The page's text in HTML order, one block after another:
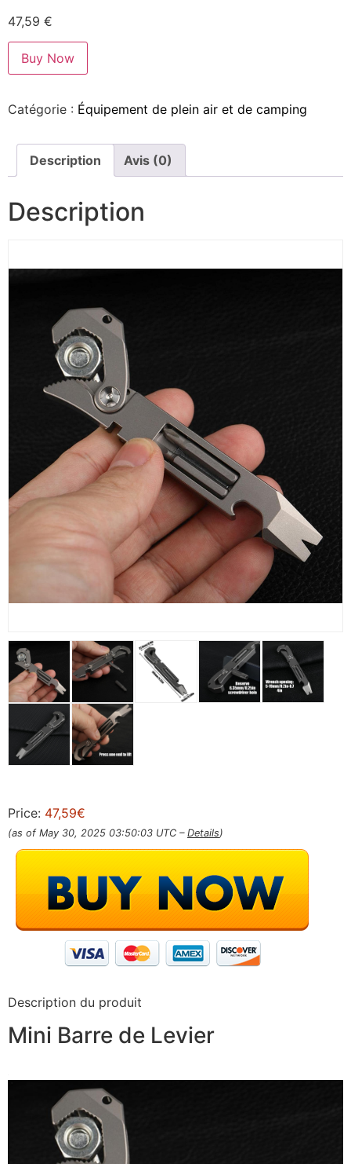
47,59 €
Buy Now
Catégorie : Équipement de plein air et de camping
Description Avis (0)
Description
Price: 47,59€
(as of May 30, 2025 03:50:03 UTC – Details)
Description du produit
Mini Barre de Levier